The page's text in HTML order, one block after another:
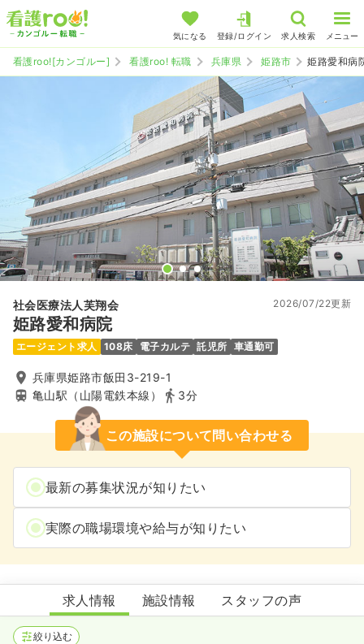
気になる 登録/ログイン 求人検索 メニュー
看護roo![カンゴルー] 看護roo! 転職 兵庫県 姫路市 姫路愛和病
社会医療法人芙翔会
姫路愛和病院
2026/07/22更新
エージェント求人 108床 電子カルテ 託児所 車通勤可
兵庫県姫路市飯田3-219-1
亀山駅（山陽電鉄本線）
3分
この施設について問い合わせる
最新の募集状況が知りたい
実際の職場環境や給与が知りたい
姫路愛和病院
求人情報 施設情報 スタッフの声
絞り込む